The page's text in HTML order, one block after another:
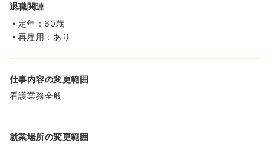
退職関連
定年：60歳
再雇用：あり
仕事内容の変更範囲
看護業務全般
就業場所の変更範囲